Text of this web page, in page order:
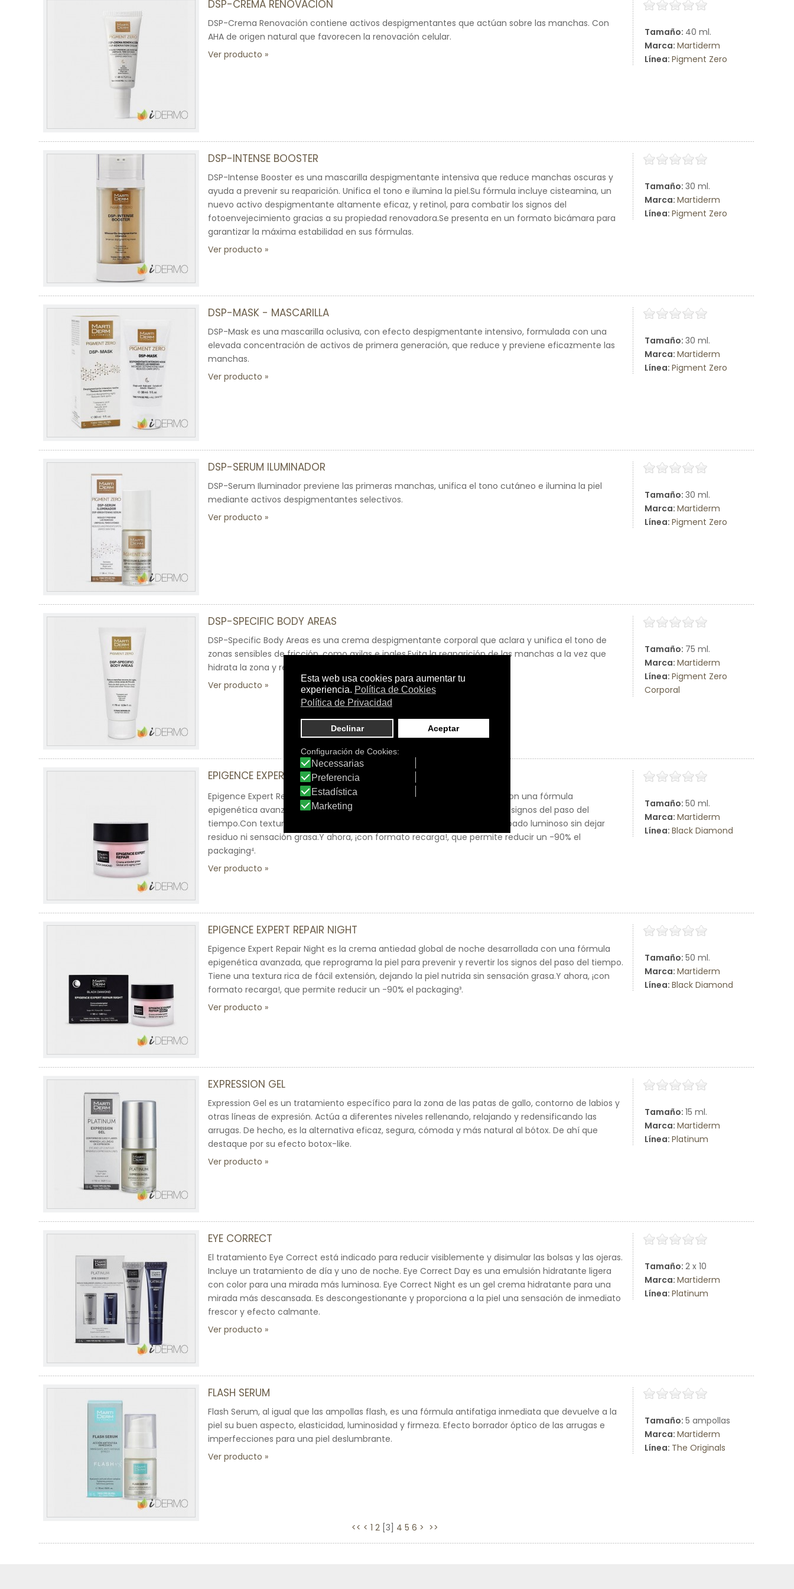
Tamaño: 40 ml.
Marca: Martiderm
Línea: Pigment Zero
DSP-CREMA RENOVACIÓN
DSP-Crema Renovación contiene activos despigmentantes que actúan sobre las manchas. Con
AHA de origen natural que favorecen la renovación celular.
Ver producto
Tamaño: 30 ml.
Marca: Martiderm
Línea: Pigment Zero
DSP-INTENSE BOOSTER
DSP-Intense Booster es una mascarilla despigmentante intensiva que reduce manchas oscuras y
ayuda a prevenir su reaparición. Unifica el tono e ilumina la piel.Su fórmula incluye cisteamina, un
nuevo activo despigmentante altamente eficaz, y retinol, para combatir los signos del
fotoenvejecimiento gracias a su propiedad renovadora.Se presenta en un formato bicámara para
garantizar la máxima estabilidad en sus fórmulas.
Ver producto
Tamaño: 30 ml.
Marca: Martiderm
Línea: Pigment Zero
DSP-MASK - MASCARILLA
DSP-Mask es una mascarilla oclusiva, con efecto despigmentante intensivo, formulada con una
elevada concentración de activos de primera generación, que reduce y previene eficazmente las
manchas.
Ver producto
Tamaño: 30 ml.
Marca: Martiderm
Línea: Pigment Zero
DSP-SERUM ILUMINADOR
DSP-Serum Iluminador previene las primeras manchas, unifica el tono cutáneo e ilumina la piel
mediante activos despigmentantes selectivos.
Ver producto
Tamaño: 75 ml.
Marca: Martiderm
Línea: Pigment Zero
Corporal
DSP-SPECIFIC BODY AREAS
DSP-Specific Body Areas es una crema despigmentante corporal que aclara y unifica el tono de
zonas sensibles de fricción, como axilas e ingles.Evita la reaparición de las manchas a la vez que
hidrata la zona y refuerza la función barrera de la piel.
Ver producto
Tamaño: 50 ml.
Marca: Martiderm
Línea: Black Diamond
EPIGENCE EXPERT REPAIR
Epigence Expert Repair es la crema antiedad global de día desarrollada con una fórmula
epigenética avanzada, que reprograma la piel para prevenir y revertir los signos del paso del
tiempo.Con textura agradable y ligera de rápida absorción, tiene un acabado luminoso sin dejar
residuo ni sensación grasa.Y ahora, ¡con formato recarga!, que permite reducir un -90% el
packaging⁴.
Ver producto
Tamaño: 50 ml.
Marca: Martiderm
Línea: Black Diamond
EPIGENCE EXPERT REPAIR NIGHT
Epigence Expert Repair Night es la crema antiedad global de noche desarrollada con una fórmula
epigenética avanzada, que reprograma la piel para prevenir y revertir los signos del paso del tiempo.
Tiene una textura rica de fácil extensión, dejando la piel nutrida sin sensación grasa.Y ahora, ¡con
formato recarga!, que permite reducir un -90% el packaging³.
Ver producto
Tamaño: 15 ml.
Marca: Martiderm
Línea: Platinum
EXPRESSION GEL
Expression Gel es un tratamiento específico para la zona de las patas de gallo, contorno de labios y
otras líneas de expresión. Actúa a diferentes niveles rellenando, relajando y redensificando las
arrugas. De hecho, es la alternativa eficaz, segura, cómoda y más natural al bótox. De ahí que
destaque por su efecto botox-like.
Ver producto
Tamaño: 2 x 10
Marca: Martiderm
Línea: Platinum
EYE CORRECT
El tratamiento Eye Correct está indicado para reducir visiblemente y disimular las bolsas y las ojeras.
Incluye un tratamiento de día y uno de noche. Eye Correct Day es una emulsión hidratante ligera
con color para una mirada más luminosa. Eye Correct Night es un gel crema hidratante para una
mirada más descansada. Es descongestionante y proporciona a la piel una sensación de inmediato
frescor y efecto calmante.
Ver producto
Tamaño: 5 ampollas
Marca: Martiderm
Línea: The Originals
FLASH SERUM
Flash Serum, al igual que las ampollas flash, es una fórmula antifatiga inmediata que devuelve a la
piel su buen aspecto, elasticidad, luminosidad y firmeza. Efecto borrador óptico de las arrugas e
imperfecciones para una piel deslumbrante.
Ver producto
<< < 1 2[ 3 4 5 6 > >>